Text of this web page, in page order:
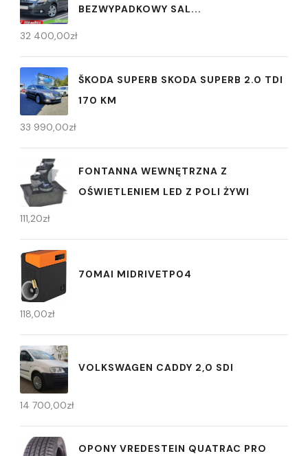
BEZWYPADKOWY SAL...
32 400,00zł
ŠKODA SUPERB SKODA SUPERB 2.0 TDI
170 KM
33 990,00zł
FONTANNA WEWNĘTRZNA Z
OŚWIETLENIEM LED Z POLI ŻYWI
111,20zł
70MAI MIDRIVETP04
118,00zł
VOLKSWAGEN CADDY 2,0 SDI
14 700,00zł
OPONY VREDESTEIN QUATRAC PRO